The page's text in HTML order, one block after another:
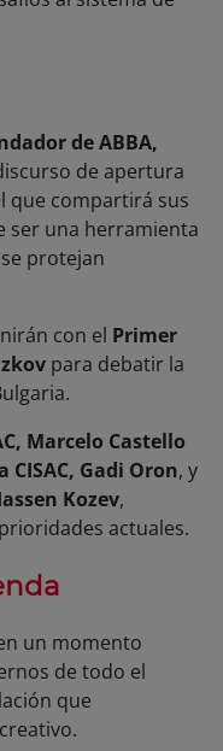
de ABBA,
de apertura
que compartirá sus
ser una herramienta
protejan
con el Primer
para debatir la
Marcelo Castello
Gadi Oron, y
Kozev,
actuales.
un momento
de todo el
que